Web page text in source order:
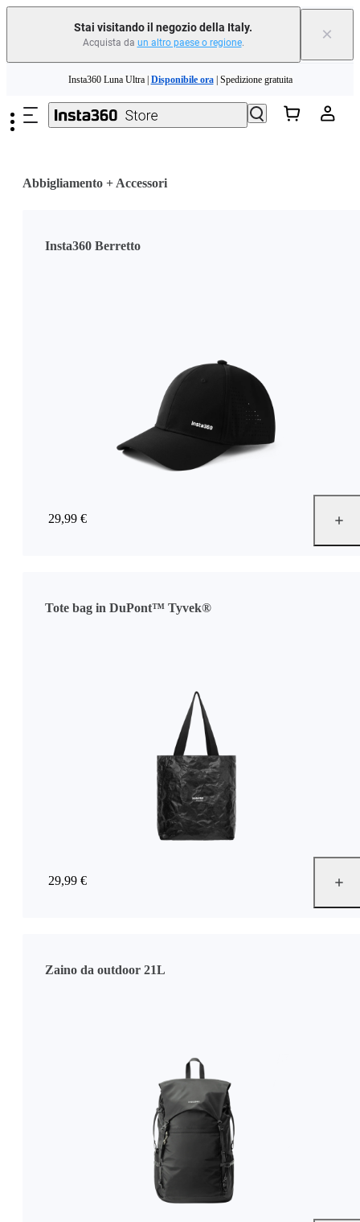
Stai visitando il negozio della Italy.
Acquista da un altro paese o regione. ×
Insta360 Luna Ultra | Disponibile ora| Spedizione gratuita
Permuta il tuo vecchio dispositivo e ottieni denaro per il tuo nuovo acquisto.｜
Scopri di più
Need shopping help? |
Abbigliamento + Accessori
Insta360 Berretto
29,99 €
Tote bag in DuPont™ Tyvek®
29,99 €
Zaino da outdoor 21L